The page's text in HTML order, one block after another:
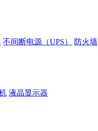
不间断电源（UPS） 防火墙
液晶显示器